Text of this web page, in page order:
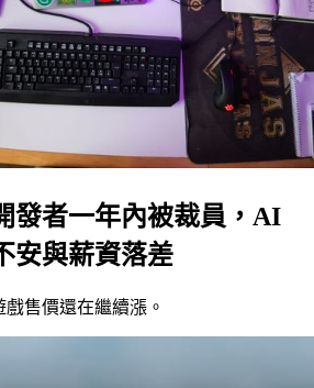
發者一年內被裁員，AI
安與薪資落差
售價還在繼續漲。